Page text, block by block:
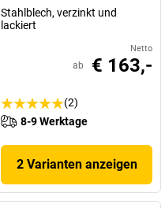
Stahlblech, verzinkt und
lackiert
Netto
ab € 163,-
(2)
8-9 Werktage
2 Varianten anzeigen